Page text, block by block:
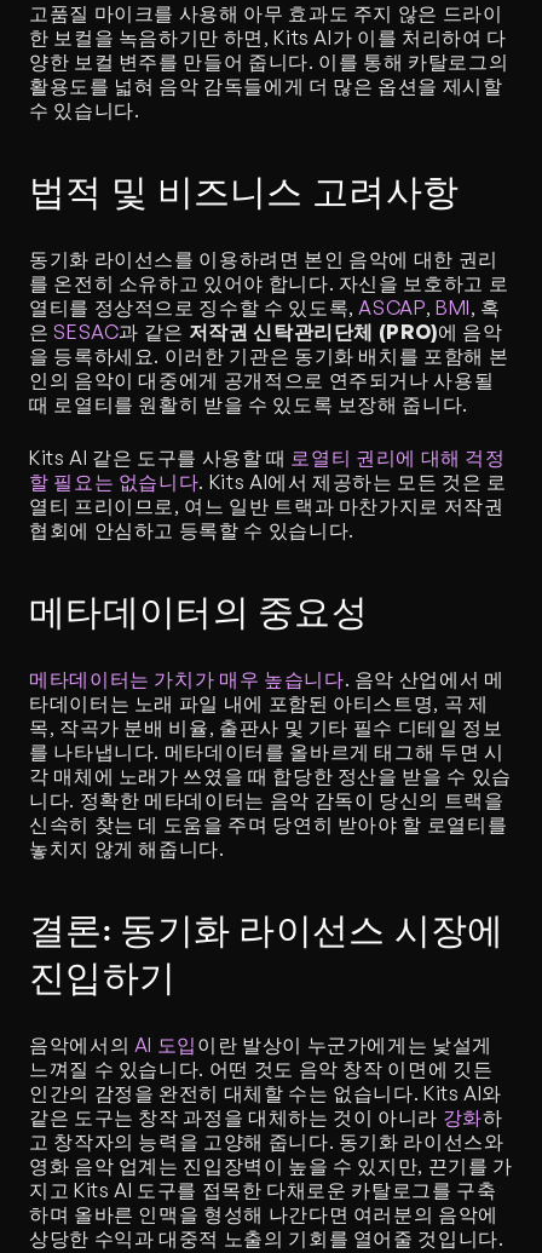
고품질 마이크를 사용해 아무 효과도 주지 않은 드라이
한 보컬을 녹음하기만 하면, Kits AI가 이를 처리하여 다
양한 보컬 변주를 만들어 줍니다. 이를 통해 카탈로그의
활용도를 넓혀 음악 감독들에게 더 많은 옵션을 제시할
수 있습니다.
법적 및 비즈니스 고려사항
동기화 라이선스를 이용하려면 본인 음악에 대한 권리
를 온전히 소유하고 있어야 합니다. 자신을 보호하고 로
열티를 정상적으로 징수할 수 있도록, ASCAP, BMI, 혹
은 SESAC과 같은 저작권 신탁관리단체 (PRO)에 음악
을 등록하세요. 이러한 기관은 동기화 배치를 포함해 본
인의 음악이 대중에게 공개적으로 연주되거나 사용될
때 로열티를 원활히 받을 수 있도록 보장해 줍니다.
Kits AI 같은 도구를 사용할 때 로열티 권리에 대해 걱정
할 필요는 없습니다. Kits AI에서 제공하는 모든 것은 로
열티 프리이므로, 여느 일반 트랙과 마찬가지로 저작권
협회에 안심하고 등록할 수 있습니다.
메타데이터의 중요성
메타데이터는 가치가 매우 높습니다. 음악 산업에서 메
타데이터는 노래 파일 내에 포함된 아티스트명, 곡 제
목, 작곡가 분배 비율, 출판사 및 기타 필수 디테일 정보
를 나타냅니다. 메타데이터를 올바르게 태그해 두면 시
각 매체에 노래가 쓰였을 때 합당한 정산을 받을 수 있습
니다. 정확한 메타데이터는 음악 감독이 당신의 트랙을
신속히 찾는 데 도움을 주며 당연히 받아야 할 로열티를
놓치지 않게 해줍니다.
결론: 동기화 라이선스 시장에
진입하기
음악에서의 AI 도입 이란 발상이 누군가에게는 낯설게
느껴질 수 있습니다. 어떤 것도 음악 창작 이면에 깃든
인간의 감정을 완전히 대체할 수는 없습니다. Kits AI와
같은 도구는 창작 과정을 대체하는 것이 아니라 강화하
고 창작자의 능력을 고양해 줍니다. 동기화 라이선스와
영화 음악 업계는 진입장벽이 높을 수 있지만, 끈기를 가
지고 Kits AI 도구를 접목한 다채로운 카탈로그를 구축
하며 올바른 인맥을 형성해 나간다면 여러분의 음악에
상당한 수익과 대중적 노출의 기회를 열어줄 것입니다.